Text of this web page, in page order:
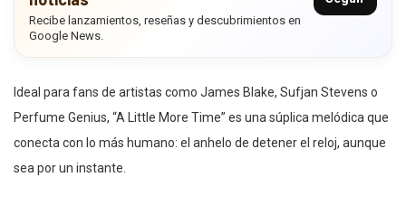
Recibe lanzamientos, reseñas y descubrimientos en
Google News.
Ideal para fans de artistas como James Blake, Sufjan Stevens o
Perfume Genius, “A Little More Time” es una súplica melódica que
conecta con lo más humano: el anhelo de detener el reloj, aunque
sea por un instante.